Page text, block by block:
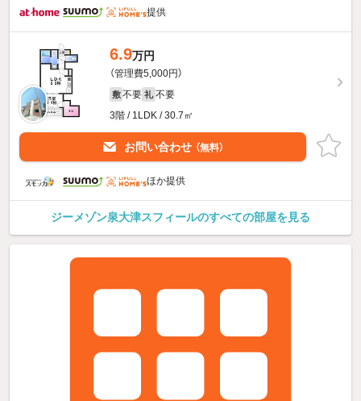
提供
6.9万円
（管理費5,000円）
敷 不要 礼 不要
3階 / 1LDK / 30.7㎡
お問い合わせ （無料）
ほか提供
ジーメゾン泉大津スフィールのすべての部屋を見る